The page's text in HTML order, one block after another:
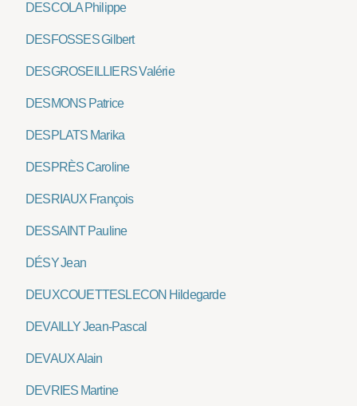
DESCOLA Philippe
DESFOSSES Gilbert
DESGROSEILLIERS Valérie
DESMONS Patrice
DESPLATS Marika
DESPRÈS Caroline
DESRIAUX François
DESSAINT Pauline
DÉSY Jean
DEUXCOUETTESLECON Hildegarde
DEVAILLY Jean-Pascal
DEVAUX Alain
DEVRIES Martine